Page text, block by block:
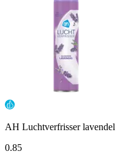
AH Luchtverfrisser lavendel
0.85